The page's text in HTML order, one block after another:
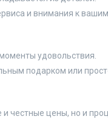
и внимания к вашим
удовольствия.
подарком или
честные цены, но и